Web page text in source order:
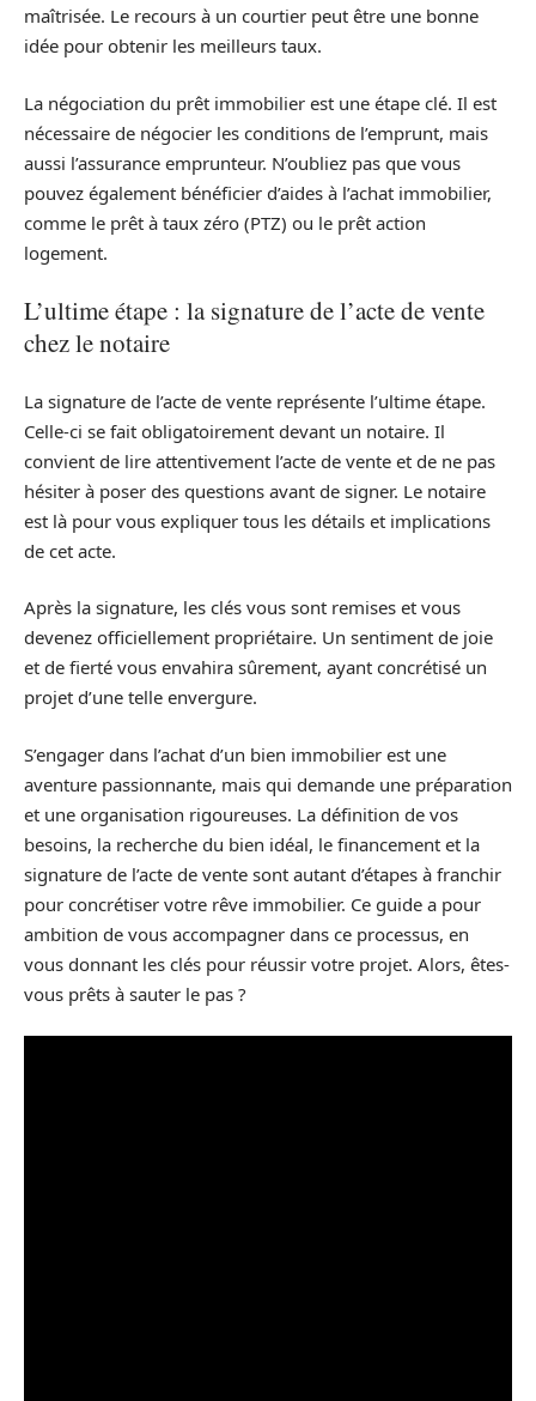
maîtrisée. Le recours à un courtier peut être une bonne
idée pour obtenir les meilleurs taux.
La négociation du prêt immobilier est une étape clé. Il est
nécessaire de négocier les conditions de l’emprunt, mais
aussi l’assurance emprunteur. N’oubliez pas que vous
pouvez également bénéficier d’aides à l’achat immobilier,
comme le prêt à taux zéro (PTZ) ou le prêt action
logement.
L’ultime étape : la signature de l’acte de vente
chez le notaire
La signature de l’acte de vente représente l’ultime étape.
Celle-ci se fait obligatoirement devant un notaire. Il
convient de lire attentivement l’acte de vente et de ne pas
hésiter à poser des questions avant de signer. Le notaire
est là pour vous expliquer tous les détails et implications
de cet acte.
Après la signature, les clés vous sont remises et vous
devenez officiellement propriétaire. Un sentiment de joie
et de fierté vous envahira sûrement, ayant concrétisé un
projet d’une telle envergure.
S’engager dans l’achat d’un bien immobilier est une
aventure passionnante, mais qui demande une préparation
et une organisation rigoureuses. La définition de vos
besoins, la recherche du bien idéal, le financement et la
signature de l’acte de vente sont autant d’étapes à franchir
pour concrétiser votre rêve immobilier. Ce guide a pour
ambition de vous accompagner dans ce processus, en
vous donnant les clés pour réussir votre projet. Alors, êtes-
vous prêts à sauter le pas ?